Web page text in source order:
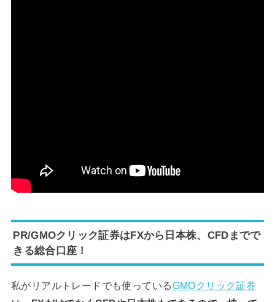
PR/GMOクリック証券はFXから日本株、CFDまでで
きる総合口座！
私がリアルトレードでも使っているGMOクリック証券